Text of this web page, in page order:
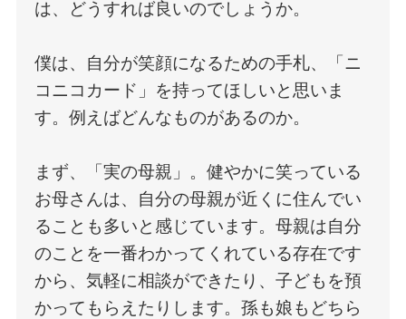
は、どうすれば良いのでしょうか。
僕は、自分が笑顔になるための手札、「ニ
コニコカード」を持ってほしいと思いま
す。例えばどんなものがあるのか。
まず、「実の母親」。健やかに笑っている
お母さんは、自分の母親が近くに住んでい
ることも多いと感じています。母親は自分
のことを一番わかってくれている存在です
から、気軽に相談ができたり、子どもを預
かってもらえたりします。孫も娘もどちら